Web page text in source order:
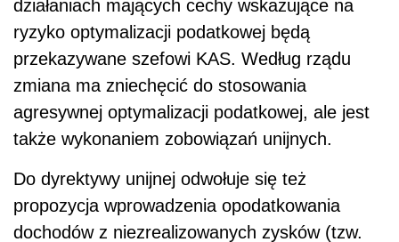
działaniach mających cechy wskazujące na
ryzyko optymalizacji podatkowej będą
przekazywane szefowi KAS. Według rządu
zmiana ma zniechęcić do stosowania
agresywnej optymalizacji podatkowej, ale jest
także wykonaniem zobowiązań unijnych.
Do dyrektywy unijnej odwołuje się też
propozycja wprowadzenia opodatkowania
dochodów z niezrealizowanych zysków (tzw.